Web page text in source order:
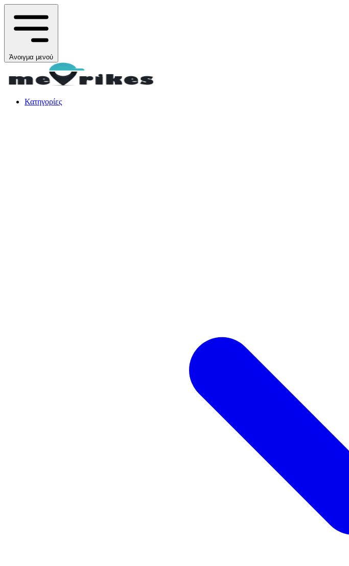
Άνοιγμα μενού
Κατηγορίες